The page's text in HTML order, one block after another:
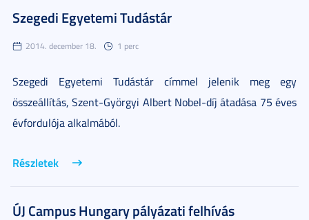
Szegedi Egyetemi Tudástár
2014. december 18. 1 perc
Szegedi Egyetemi Tudástár címmel jelenik meg egy
összeállítás, Szent-Györgyi Albert Nobel-díj átadása 75 éves
évfordulója alkalmából.
Részletek
ÚJ Campus Hungary pályázati felhívás